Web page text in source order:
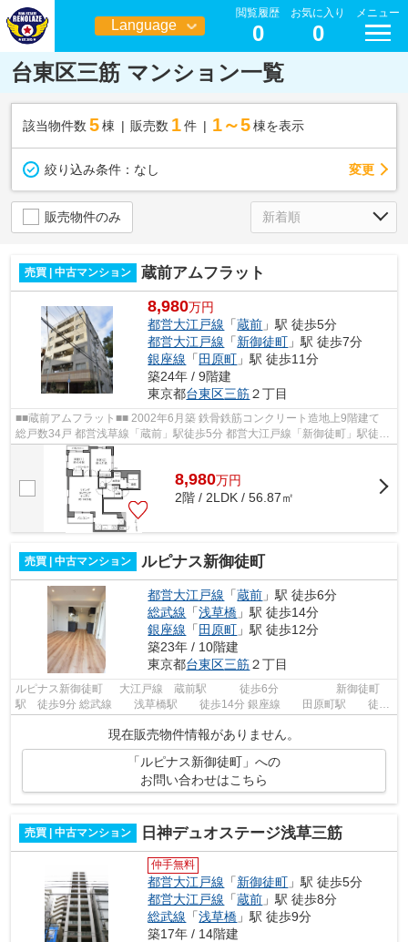
Language
日本語
閲覧履歴
0
お気に入り
0
メニュー
台東区三筋 マンション一覧
該当物件数 5棟 販売数 1 件 1～5 棟を表示
絞り込み条件： なし 変更
販売物件のみ
売買 | 中古マンション 蔵前アムフラット
8,980万円
都営大江戸線 「蔵前 」駅 徒歩5分
都営大江戸線 「新御徒町 」駅 徒歩7分
銀座線 「 田原町 」駅 徒歩11分
築24年 / 9階建
東京都台東区三筋２丁目
■■蔵前アムフラット■■ 2002年6月築 鉄骨鉄筋コンクリート造地上9階建て
総戸数34戸 都営浅草線「蔵前」駅徒歩5分 都営大江戸線「新御徒町」駅徒歩
7分 東京メトロ銀座線「田原町」駅...
8,980万円
2階 / 2LDK / 56.87㎡
売買 | 中古マンション ルピナス新御徒町
都営大江戸線 「蔵前 」駅 徒歩6分
総武線 「浅草橋 」駅 徒歩14分
銀座線 「 田原町 」駅 徒歩12分
築23年 / 10階建
東京都台東区三筋２丁目
ルピナス新御徒町 大江戸線 蔵前駅 徒歩6分 新御徒町
駅 徒歩9分 総武線 浅草橋駅 徒歩14分 銀座線 田原町駅 徒歩
現在販売物件情報がありません。
「ルピナス新御徒町」への
お問い合わせはこちら
売買 | 中古マンション 日神デュオステージ浅草三筋
仲手無料
都営大江戸線 「新御徒町 」駅 徒歩5分
都営大江戸線 「蔵前 」駅 徒歩8分
総武線 「浅草橋 」駅 徒歩9分
築17年 / 14階建